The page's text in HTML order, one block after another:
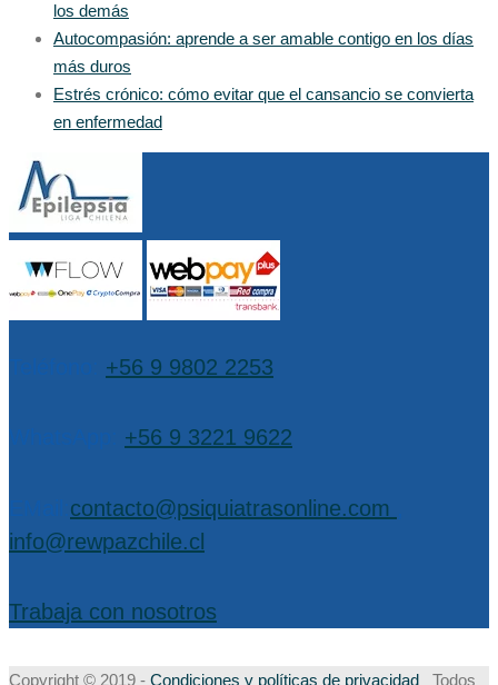
los demás
Autocompasión: aprende a ser amable contigo en los días
más duros
Estrés crónico: cómo evitar que el cansancio se convierta
en enfermedad
+56 9 9802 2253
+56 9 3221 9622
contacto@psiquiatrasonline.com
info@rewpazchile.cl
Trabaja con nosotros
Copyright © 2019 - Condiciones y políticas de privacidad Todos